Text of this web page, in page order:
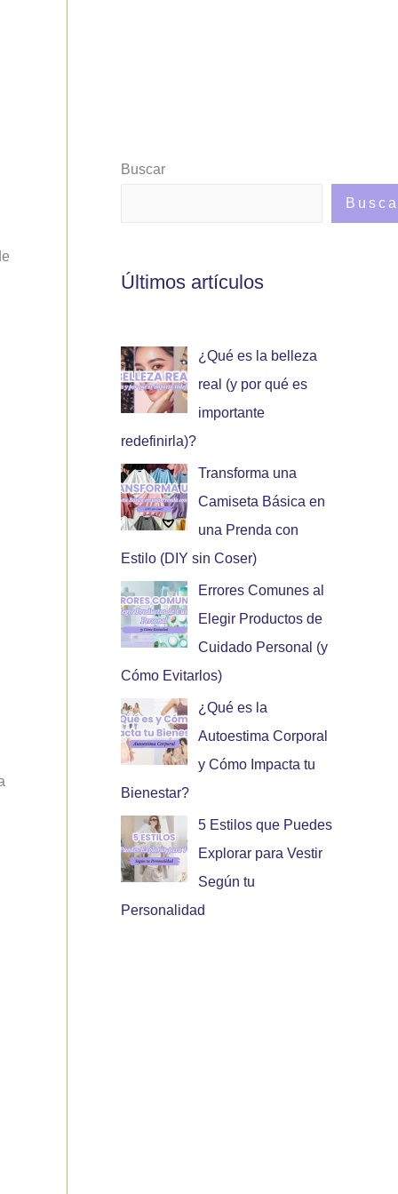
Buscar
Últimos artículos
¿Qué es la belleza
real (y por qué es
importante
redefinirla)?
Transforma una
Camiseta Básica en
una Prenda con
Estilo (DIY sin Coser)
Errores Comunes al
Elegir Productos de
Cuidado Personal (y
Cómo Evitarlos)
¿Qué es la
Autoestima Corporal
y Cómo Impacta tu
Bienestar?
5 Estilos que Puedes
Explorar para Vestir
Según tu
Personalidad